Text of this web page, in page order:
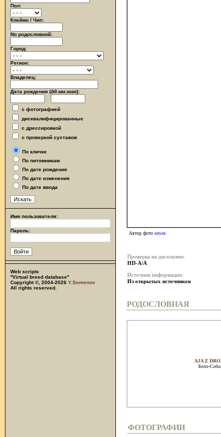
Пол:
Клеймо / Чип:
No родословной:
Город:
Регион:
Владелец:
Дата рождения (дд.мм.гггг):
с фотографией
дисквалифицированные
с дрессировкой
с проверкой суставов
По кличке
По питомникам
По дате рождения
По дате изменения
По дате ввода
Имя пользователя:
Пароль:
Web scripts
''Virtual breed database''
Copyright ©, 2004-2026 Y.Semenov
All rights reserved.
Автор фото неизв.
Проверка на дисплазию:
HD-A/A
Источник информации:
Из открытых источников
РОДОСЛОВНАЯ
AJA Z
Бело-
ФОТОГРАФИИ